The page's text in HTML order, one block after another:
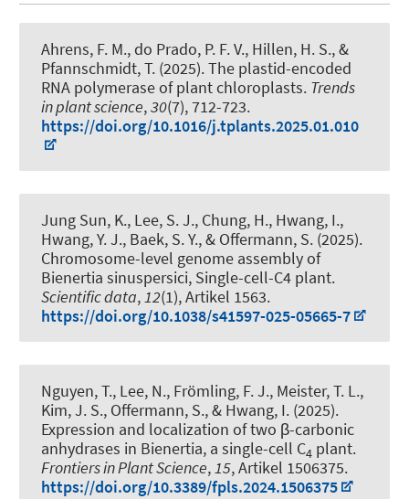
Ahrens, F. M., do Prado, P. F. V., Hillen, H. S., &
Pfannschmidt, T. (2025).The plastid-encoded
RNA polymerase of plant chloroplasts. Trends
in plant science,30(7), 712-723.
https://doi.org/10.1016/j.tplants.2025.01.010
Jung Sun, K., Lee, S. J., Chung, H., Hwang, I.,
Hwang, Y. J., Baek, S. Y., & Offermann, S. (2025).
Chromosome-level genome assembly of
Bienertia sinuspersici, Single-cell-C4 plant.
Scientific data,12(1), Artikel 1563.
https://doi.org/10.1038/s41597-025-05665-7
Nguyen, T., Lee, N., Frömling, F. J., Meister, T. L.,
Kim, J. S., Offermann, S., & Hwang, I. (2025).
Expression and localization of two β-carbonic
anhydrases in Bienertia, a single-cell C4 plant.
Frontiers in Plant Science,15, Artikel 1506375.
https://doi.org/10.3389/fpls.2024.1506375